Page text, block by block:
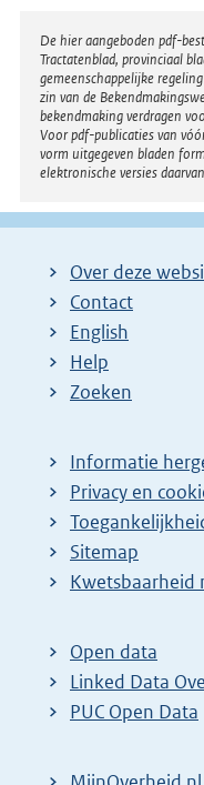
Disclaimer
De hier aangeboden pdf-
Tractatenblad, provinciaal
gemeenschappelijke
zin van de
bekendmaking verdragen
Voor pdf-publicaties van
vorm uitgegeven bladen
elektronische versies
Over deze
Contact
English
Help
Zoeken
Informatie
Privacy en
Sitemap
E
t
e
r
Kwetsbaarheid
Open data
Linked Data
PUC Open Data